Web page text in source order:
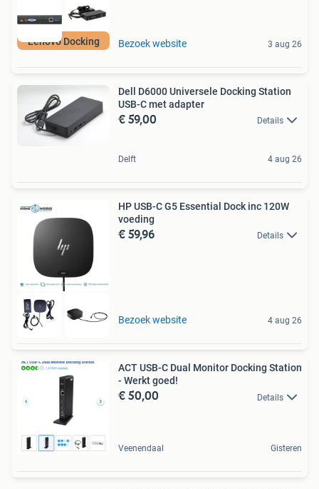
Lenovo Docking Bezoek website 3 aug 26
Dell D6000 Universele Docking Station
USB-C met adapter
€ 59,00 Details
Delft 4 aug 26
HP USB-C G5 Essential Dock inc 120W
voeding
€ 59,96 Details
Bezoek website 4 aug 26
ACT USB-C Dual Monitor Docking Station
- Werkt goed!
€ 50,00 Details
Veenendaal Gisteren